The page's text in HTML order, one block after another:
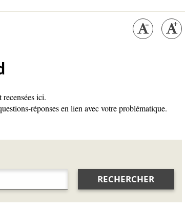
ici.
réponses en lien avec votre problématique.
RECHERCHER